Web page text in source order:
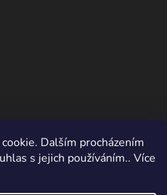
Dalším procházením
s jejich používáním.. Více